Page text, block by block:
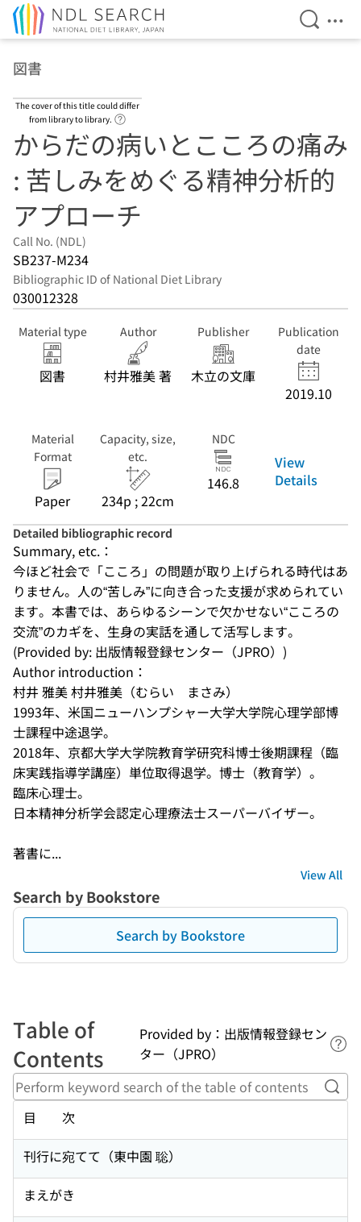
Open
図書
The cover of this title could differ
from library to library.
からだの病いとこころの痛み
: 苦しみをめぐる精神分析的
アプローチ
Call No. (NDL)
SB237-M234
Bibliographic ID of National Diet Library
030012328
Material type
図書
Author
村井雅美 著
Publisher
木立の文庫
Publication
date
2019.10
Material
Format
Paper
Capacity, size,
etc.
234p ; 22cm
NDC
146.8
View
Details
Detailed bibliographic record
Summary, etc.：
今ほど社会で「こころ」の問題が取り上げられる時代はあ
りません。人の“苦しみ”に向き合った支援が求められてい
ます。本書では、あらゆるシーンで欠かせない“こころの
交流”のカギを、生身の実話を通して活写します。
(Provided by: 出版情報登録センター（JPRO）)
Author introduction：
村井 雅美 村井雅美（むらい　まさみ）
1993年、米国ニューハンプシャー大学大学院心理学部博
士課程中途退学。
2018年、京都大学大学院教育学研究科博士後期課程（臨
床実践指導学講座）単位取得退学。博士（教育学）。
臨床心理士。
日本精神分析学会認定心理療法士スーパーバイザー。
著書に...
View All
Search by Bookstore
Search by Bookstore
Table of
Contents
Provided by：出版情報登録セン
ター（JPRO）
目 次
刊行に宛てて（東中園 聡）
まえがき